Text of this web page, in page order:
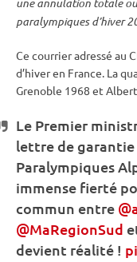
paralympiques d’hiver
Ce courrier adressé au
d’hiver en France. La
Grenoble 1968 et
Le Premier
lettre de garantie
Paralympiques
immense fierté
commun entre
@MaRegionSud
devient réalité !